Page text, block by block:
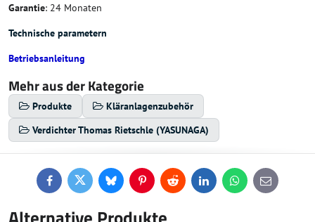
Garantie: 24 Monaten
Technische parametern
Betriebsanleitung
Mehr aus der Kategorie
Produkte
Kläranlagenzubehör
Verdichter Thomas Rietschle (YASUNAGA)
FacebookTwitterBlueskyPinterestReddit LinkedInWhatsApp
E-
mail